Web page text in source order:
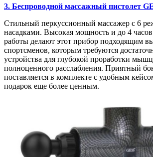
3. Беспроводной массажный пистолет
Стильный перкуссионный массажер с 6
насадками. Высокая мощность и до 4
работы делают этот прибор подходящим
спортсменов, которым требуются
устройства для глубокой проработки
полноценного расслабления. Приятный
поставляется в комплекте с удобным
подарок еще более ценным.